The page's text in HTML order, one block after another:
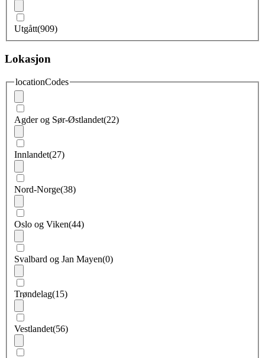
Utgått(909)
Lokasjon
locationCodes
Agder og Sør-Østlandet(22)
Innlandet(27)
Nord-Norge(38)
Oslo og Viken(44)
Svalbard og Jan Mayen(0)
Trøndelag(15)
Vestlandet(56)